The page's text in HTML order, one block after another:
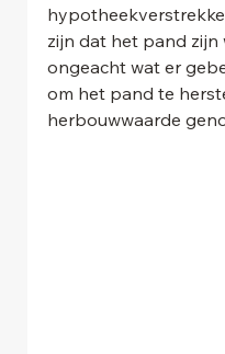
zijn dat het pand
ongeacht wat er
om het pand te
herbouwwaarde